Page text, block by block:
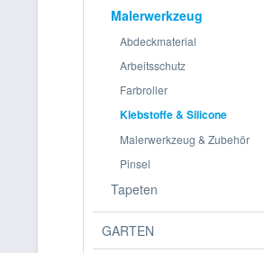
Malerwerkzeug
Abdeckmaterial
Arbeitsschutz
Farbroller
Klebstoffe & Silicone
Malerwerkzeug & Zubehör
Pinsel
Tapeten
GARTEN